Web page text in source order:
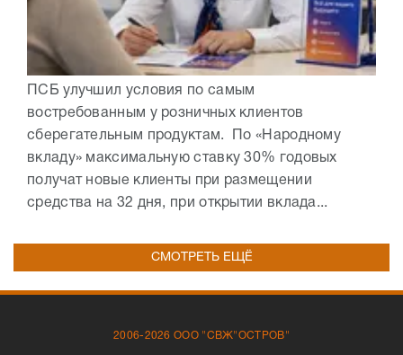
ПСБ улучшил условия по самым
востребованным у розничных клиентов
сберегательным продуктам. По «Народному
вкладу» максимальную ставку 30% годовых
получат новые клиенты при размещении
средства на 32 дня, при открытии вклада...
СМОТРЕТЬ ЕЩЁ
2006-2026 ООО "СВЖ"ОСТРОВ"